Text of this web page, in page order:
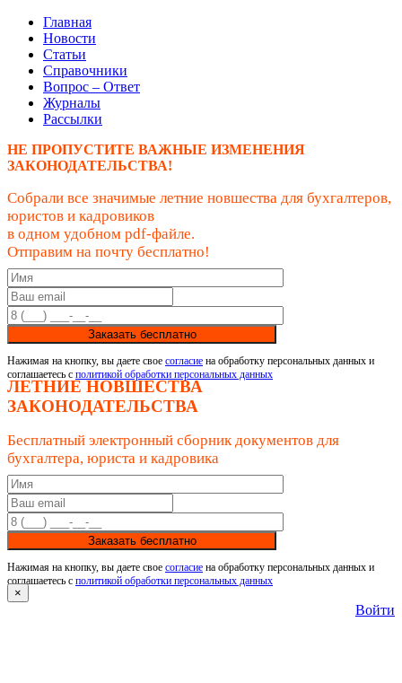
Главная
Новости
Статьи
Справочники
Вопрос – Ответ
Журналы
Рассылки
НЕ ПРОПУСТИТЕ ВАЖНЫЕ ИЗМЕНЕНИЯ
ЗАКОНОДАТЕЛЬСТВА!
Собрали все значимые летние новшества для бухгалтеров,
юристов и кадровиков
в одном удобном pdf-файле.
Отправим на почту бесплатно!
Заказать бесплатно
Нажимая на кнопку, вы даете свое согласие на обработку персональных данных и
соглашаетесь с политикой обработки персональных данных
ЛЕТНИЕ НОВШЕСТВА
ЗАКОНОДАТЕЛЬСТВА
Бесплатный электронный сборник документов для
бухгалтера, юриста и кадровика
Заказать бесплатно
Нажимая на кнопку, вы даете свое согласие на обработку персональных данных и
соглашаетесь с политикой обработки персональных данных
×
Войти